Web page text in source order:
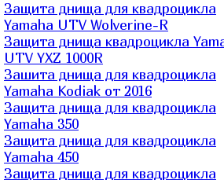
Защита днища для квадроцикла
Yamaha UTV Wolverine-R
Защита днища квадроцикла
UTV YXZ 1000R
Зашита днища для квадроцикла
Yamaha Kodiak от 2016
Защита днища для квадроцикла
Yamaha 350
Защита днища для квадроцикла
Yamaha 450
Защита днища для квадроцикла